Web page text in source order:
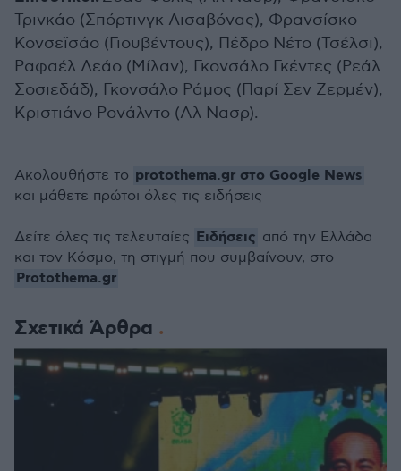
Τρινκάο (Σπόρτινγκ Λισαβόνας), Φρανσίσκο
Κονσεϊσάο (Γιουβέντους), Πέδρο Νέτο (Τσέλσι),
Ραφαέλ Λεάο (Μίλαν), Γκονσάλο Γκέντες (Ρεάλ
Σοσιεδάδ), Γκονσάλο Ράμος (Παρί Σεν Ζερμέν),
Κριστιάνο Ρονάλντο (Αλ Νασρ).
Σχετικά Άρθρα
Ακολουθήστε το protothema.gr στο Google News
και μάθετε πρώτοι όλες τις ειδήσεις
Δείτε όλες τις τελευταίες Ειδήσεις από την Ελλάδα
και τον Κόσμο, τη στιγμή που συμβαίνουν, στο
Protothema.gr